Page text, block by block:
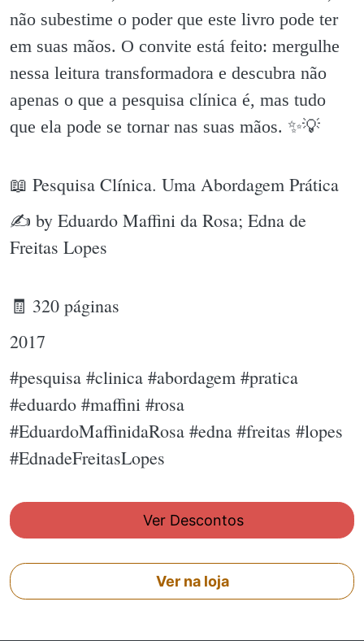
não subestime o poder que este livro pode ter
em suas mãos. O convite está feito: mergulhe
nessa leitura transformadora e descubra não
apenas o que a pesquisa clínica é, mas tudo
que ela pode se tornar nas suas mãos. ✨️💡
📖 Pesquisa Clínica. Uma Abordagem Prática
✍ by Eduardo Maffini da Rosa; Edna de
Freitas Lopes
🧾 320 páginas
2017
#pesquisa #clinica #abordagem #pratica
#eduardo #maffini #rosa
#EduardoMaffinidaRosa #edna #freitas #lopes
#EdnadeFreitasLopes
Ver Descontos
Ver na loja